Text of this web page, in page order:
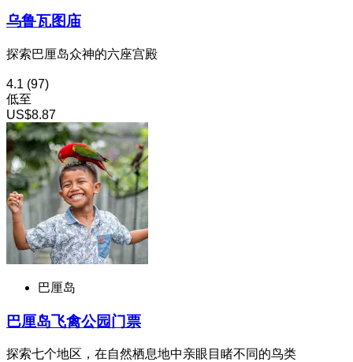
乌鲁瓦图庙
探索巴厘岛众神的六座宫殿
4.1 (97)
低至
US$8.87
巴厘岛
巴厘岛飞禽公园门票
探索七个地区，在自然栖息地中亲眼目睹不同的鸟类